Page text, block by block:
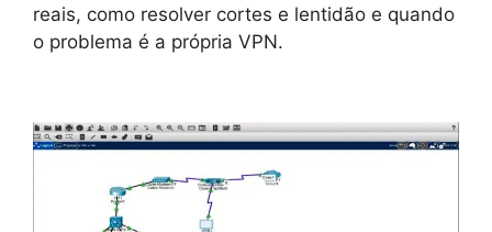
reais, como resolver cortes e lentidão e quando
o problema é a própria VPN.